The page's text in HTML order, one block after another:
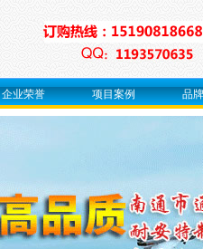
企业荣誉 项目案例 品